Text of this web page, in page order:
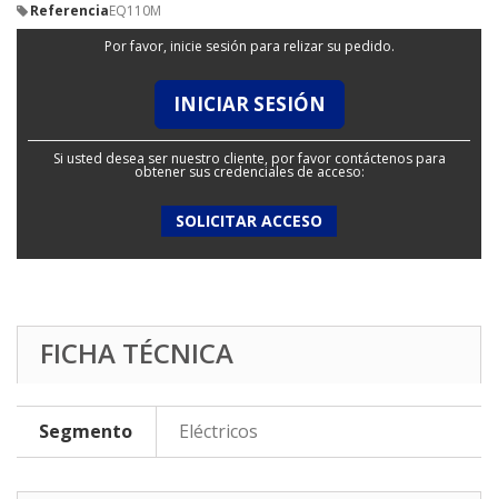
ReferenciaEQ110M
Por favor, inicie sesión para relizar su pedido.
INICIAR SESIÓN
Si usted desea ser nuestro cliente, por favor contáctenos para
obtener sus credenciales de acceso:
SOLICITAR ACCESO
FICHA TÉCNICA
Segmento Eléctricos